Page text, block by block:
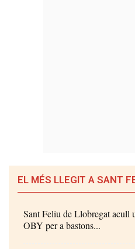
EL MÉS LLEGIT A SANT
Sant Feliu de Llobregat acull
OBY per a bastons...